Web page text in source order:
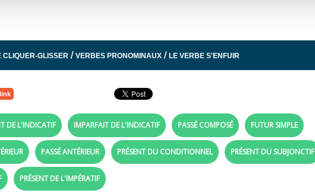
CLIQUER-GLISSER /VERBES PRONOMINAUX /LE VERBE S'ENFUIR
DE L'INDICATIF IMPARFAIT DE L'INDICATIF PASSÉ COMPOSÉ FUTUR SIMPLE
PASSÉ ANTÉRIEUR PRÉSENT DU CONDITIONNEL PRÉSENT DU SUBJONCTIF
PRÉSENT DE L'IMPÉRATIF